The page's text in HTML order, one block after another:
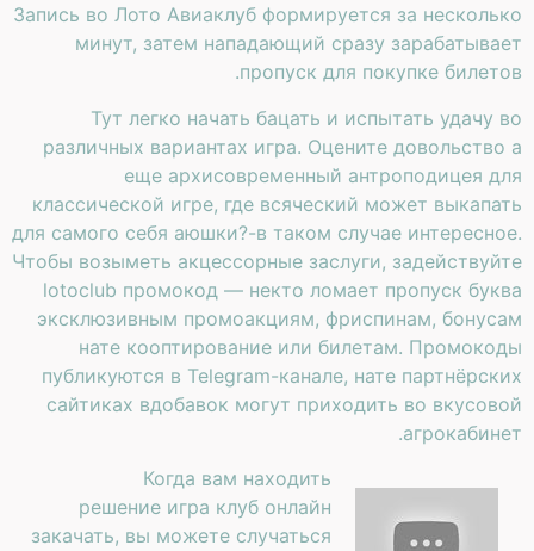
Запись во Лото Авиаклуб формируется за несколько
минут, затем нападающий сразу зарабатывает
пропуск для покупке билетов.
Тут легко начать бацать и испытать удачу во
различных вариантах игра. Оцените довольство а
еще архисовременный антроподицея для
классической игре, где всяческий может выкапать
для самого себя аюшки?-в таком случае интересное.
Чтобы возыметь акцессорные заслуги, задействуйте
lotoclub промокод — некто ломает пропуск буква
эксклюзивным промоакциям, фриспинам, бонусам
нате кооптирование или билетам. Промокоды
публикуются в Telegram-канале, нате партнёрских
сайтиках вдобавок могут приходить во вкусовой
агрокабинет.
Когда вам находить
решение игра клуб онлайн
закачать, вы можете случаться